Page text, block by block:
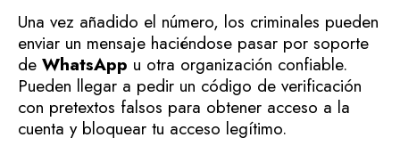
Una vez añadido el número, los criminales pueden
enviar un mensaje haciéndose pasar por soporte
de WhatsApp u otra organización confiable.
Pueden llegar a pedir un código de verificación
con pretextos falsos para obtener acceso a la
cuenta y bloquear tu acceso legítimo.